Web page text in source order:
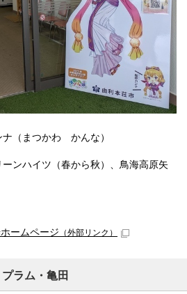
ナ（まつかわ かんな）
ンハイツ（春から秋）、鳥海高原矢
ームページ （外部リンク）
ラム・亀田